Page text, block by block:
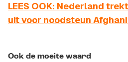
LEES OOK: Nederland
uit voor noodsteun
Ook de moeite waard